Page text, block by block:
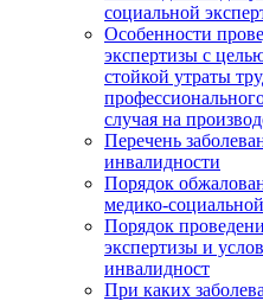
социальной
Особенности
экспертизы с
стойкой утраты
случая на
Перечень
инвалидности
Порядок
медико-
Порядок
экспертизы и
инвалидност
При каких